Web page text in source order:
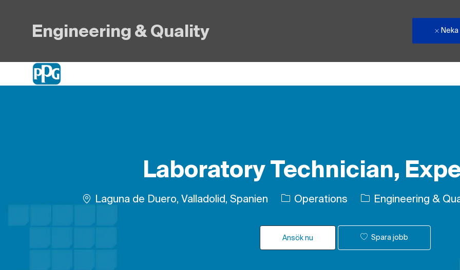
Engineering & Quality Neka
Laboratory Technician,
PlatsLaguna de Duero, Valladolid, Spanien Operations Kategori
Engineering &
Ansök nu Spara jobb